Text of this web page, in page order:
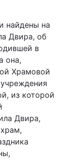
найдены на
Двира, об
в
она,
Храмовой
из которой
Двира,